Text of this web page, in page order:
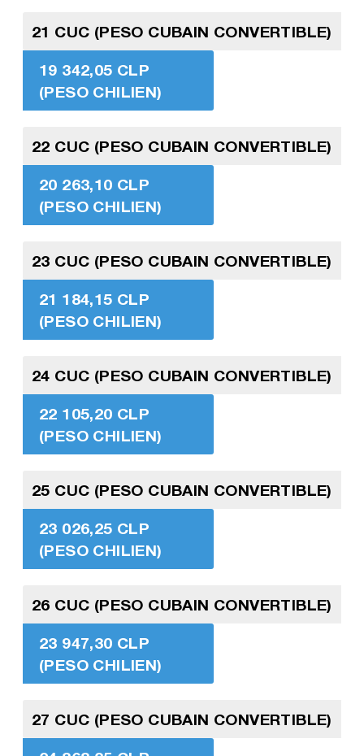
21 CUC (PESO CUBAIN CONVERTIBLE)
19 342,05 CLP
(PESO CHILIEN)
22 CUC (PESO CUBAIN CONVERTIBLE)
20 263,10 CLP
(PESO CHILIEN)
23 CUC (PESO CUBAIN CONVERTIBLE)
21 184,15 CLP
(PESO CHILIEN)
24 CUC (PESO CUBAIN CONVERTIBLE)
22 105,20 CLP
(PESO CHILIEN)
25 CUC (PESO CUBAIN CONVERTIBLE)
23 026,25 CLP
(PESO CHILIEN)
26 CUC (PESO CUBAIN CONVERTIBLE)
23 947,30 CLP
(PESO CHILIEN)
27 CUC (PESO CUBAIN CONVERTIBLE)